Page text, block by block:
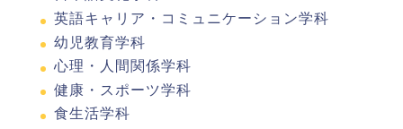
英語キャリア・コミュニケーション学科
幼児教育学科
心理・人間関係学科
健康・スポーツ学科
食生活学科